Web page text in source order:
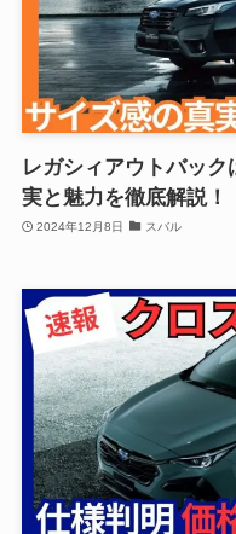
レガシィアウトバッ
実と魅力を徹底解説！
2024年12月8日 スバル